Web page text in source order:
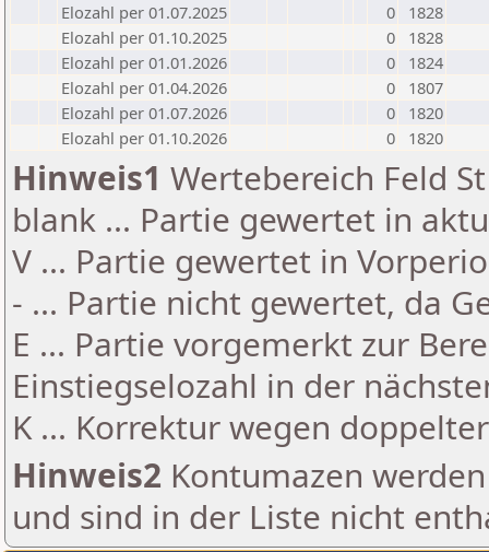
Elozahl per 01.07.2025
0
1828
Elozahl per 01.10.2025
0
1828
Elozahl per 01.01.2026
0
1824
Elozahl per 01.04.2026
0
1807
Elozahl per 01.07.2026
0
1820
Elozahl per 01.10.2026
0 1820
Hinweis1 Wertebereich Feld
blank ... Partie gewertet in
V ... Partie gewertet in
- ... Partie nicht gewertet, da
E ... Partie vorgemerkt zur
Einstiegselozahl in der
K ... Korrektur wegen
Hinweis2 Kontumazen
und sind in der Liste nicht